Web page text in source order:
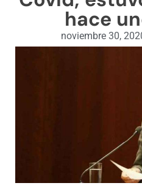
hace
noviembre 30,